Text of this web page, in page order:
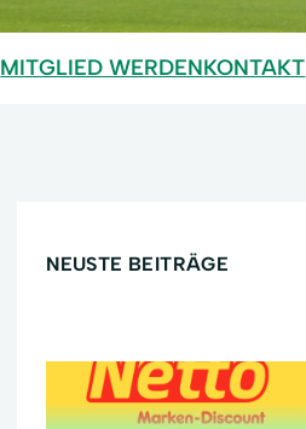
MITGLIED WERDENKONTAKT
NEUSTE BEITRÄGE